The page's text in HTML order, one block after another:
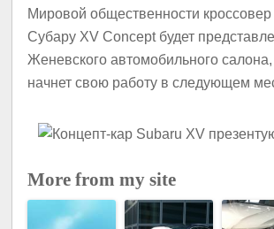
Мировой общественности
Субару XV Concept будет
Женевского автомобильного
начнет свою работу в следующем
More from my site